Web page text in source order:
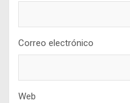
Correo electrónico
Web